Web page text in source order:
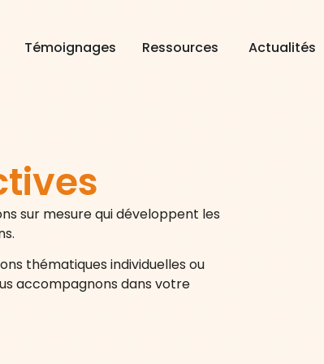
Témoignages Ressources Actualités
Témoignages Ressources Actualités
sur mesure qui développent les
thématiques individuelles ou
accompagnons dans votre